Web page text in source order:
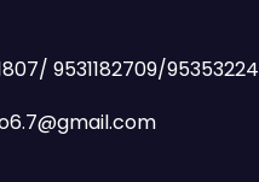
9531182709/